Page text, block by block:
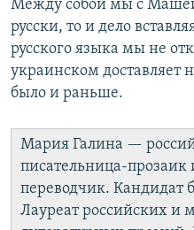
Между собой мы с
русски, то и дело
русского языка мы не
украинском доставляет
было и раньше.
Мария Галина —
писательница-прозаик
переводчик. Кандидат
Лауреат российских и